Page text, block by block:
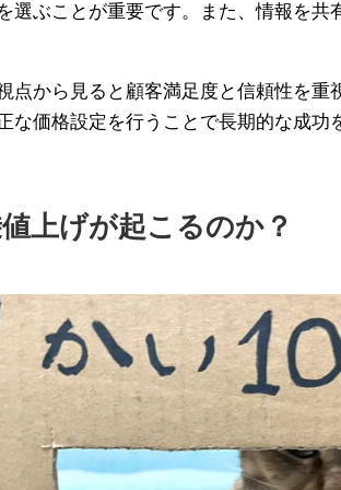
選ぶことが重要です。また、情報を共
点から見ると顧客満足度と信頼性を
な価格設定を行うことで長期的な成功
上げが起こるのか？